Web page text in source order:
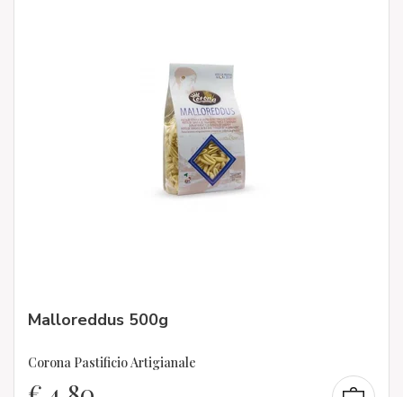
Malloreddus 500g
Corona Pastificio Artigianale